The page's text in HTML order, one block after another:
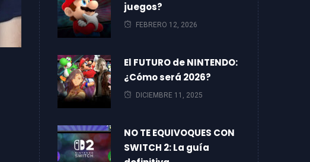
juegos?
FEBRERO 12, 2026
El FUTURO de NINTENDO:
¿Cómo será 2026?
DICIEMBRE 11, 2025
NO TE EQUIVOQUES CON
SWITCH 2: La guía